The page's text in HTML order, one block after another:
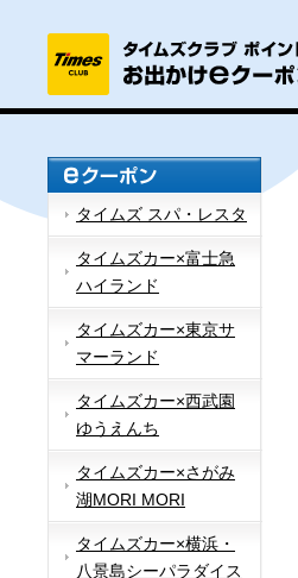
タイムズ スパ・レスタ
タイムズカー×富士急
ハイランド
タイムズカー×東京サ
マーランド
タイムズカー×西武園
ゆうえんち
タイムズカー×さがみ
湖MORI MORI
タイムズカー×横浜・
八景島シーパラダイス